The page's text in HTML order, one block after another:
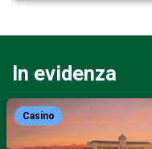
In evidenza
Casino